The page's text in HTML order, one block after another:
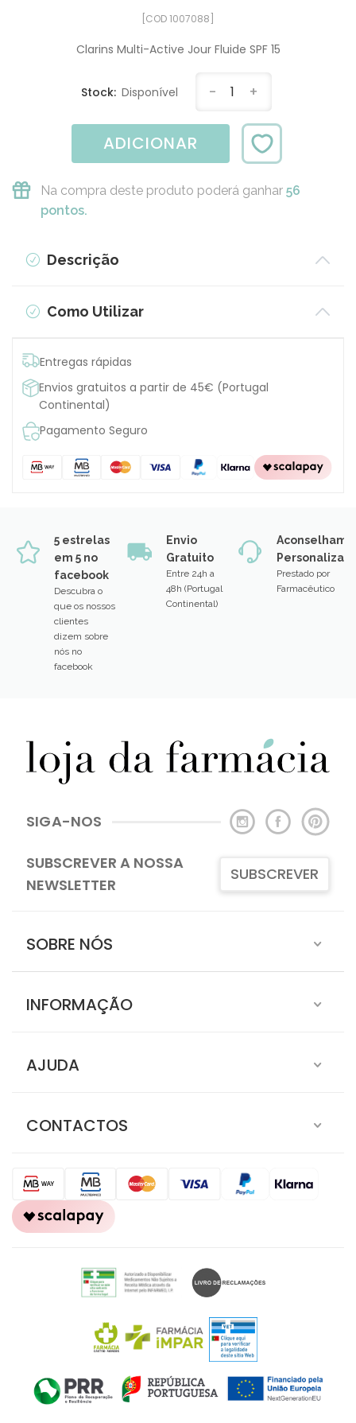
[COD 1007088]
Clarins Multi-Active Jour Fluide SPF 15
Stock: Disponível - 1 +
ADICIONAR
Na compra deste produto poderá ganhar 56
pontos.
Descrição
Como Utilizar
Entregas rápidas
Envios gratuitos a partir de 45€ (Portugal
Continental)
Pagamento Seguro
5 estrelas
em 5 no
facebook
Descubra o
que os nossos
clientes
dizem sobre
nós no
facebook
Envio
Gratuito
Entre 24h a
48h (Portugal
Continental)
Prestado por
Farmacêutico
SIGA-NOS
SUBSCREVER A NOSSA
NEWSLETTER
SUBSCREVER
SOBRE NÓS
INFORMAÇÃO
AJUDA
CONTACTOS